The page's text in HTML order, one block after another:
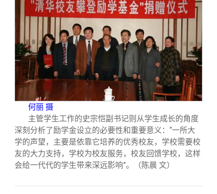
何丽 摄
主管学生工作的史宗恺副书记则从学生成长的角度
深刻分析了励学金设立的必要性和重要意义：“一所大
学的声望，主要是依靠它培养的优秀校友，学校需要校
友的大力支持，学校为校友服务，校友回馈学校，这样
会给一代代的学生带来深远影响”。
（陈晨 文）